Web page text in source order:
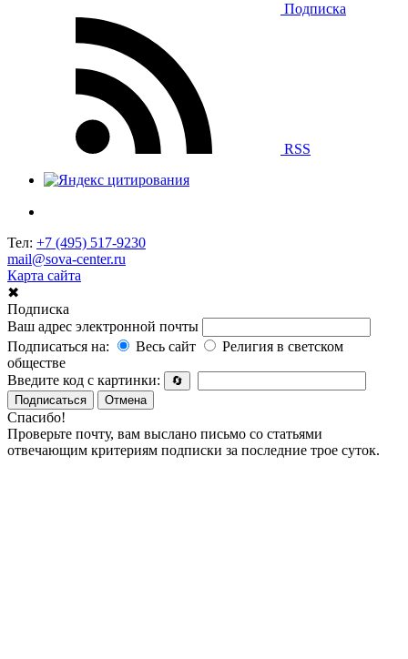
Подписка
RSS
Тел: +7 (495) 517-9230
mail@sova-center.ru
Карта сайта
✖
Подписка
Ваш адрес электронной почты
Подписаться на:
Весь сайт
Религия в светском
обществе
Введите код с картинки:
🔄
Подписаться
Отмена
Спасибо!
Проверьте почту, вам выслано письмо со статьями
отвечающим критериям подписки за последние трое суток.